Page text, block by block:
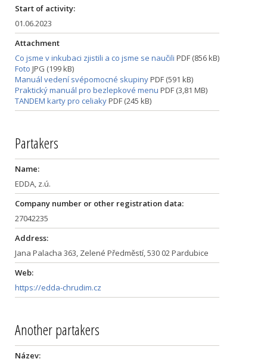
Start of activity:
01.06.2023
Attachment
Co jsme v inkubaci zjistili a co jsme se naučili PDF (856 kB)
Foto JPG (199 kB)
Manuál vedení svépomocné skupinyPDF (591 kB)
Praktický manuál pro bezlepkové menu PDF (3,81 MB)
TANDEM karty pro celiakyPDF (245 kB)
Partakers
Name:
EDDA, z.ú.
Company number or other registration data:
27042235
Address:
Jana Palacha 363, Zelené Předměstí, 530 02 Pardubice
Web:
https://edda-chrudim.cz
Another partakers
Název: